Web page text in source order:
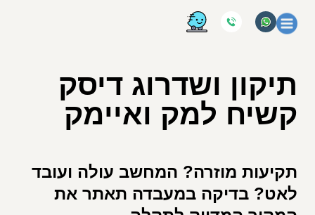
תיקון ושדרוג דיסק
קשיח למק ואיימק
תקיעות מוזרה? המחשב עולה ועובד
לאט? בדיקה במעבדה תאתר את